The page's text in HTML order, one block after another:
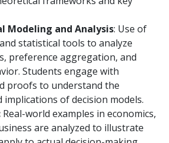
Modeling and Analysis: Use of
statistical tools to analyze
preference aggregation, and
Students engage with
proofs to understand the
implications of decision models.
Real-world examples in economics,
are analyzed to illustrate